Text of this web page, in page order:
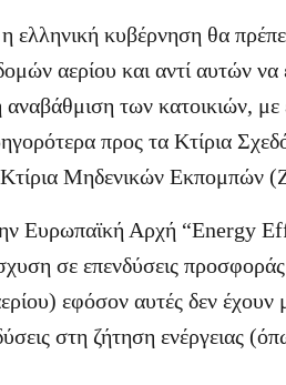
ελληνική κυβέρνηση θα
αερίου και αντί αυτών να
αναβάθμιση των κατοικιών,
προς τα Κτίρια
Μηδενικών Εκπομπών
Ευρωπαϊκή Αρχή “Energy
σε επενδύσεις προσφοράς
εφόσον αυτές δεν έχουν
στη ζήτηση ενέργειας